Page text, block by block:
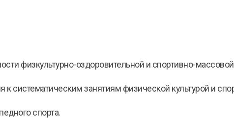
физкультурно-оздоровительной и спортивно-
к систематическим занятиям физической культурой и
спорта.